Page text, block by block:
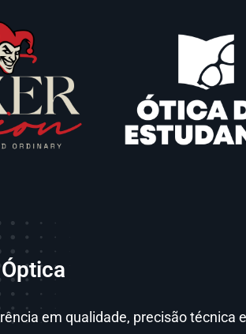
em qualidade, precisão